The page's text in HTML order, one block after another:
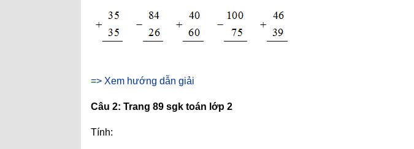
=> Xem hướng dẫn giải
Câu 2: Trang 89 sgk toán lớp 2
Tính: